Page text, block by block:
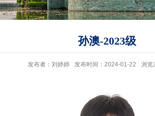
孙澳-2023级
发布者：刘婷婷 发布时间：2024-01-22 浏览